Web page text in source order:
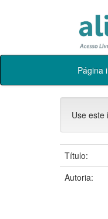
Skip
Página
Use este
Título:
Autoria: